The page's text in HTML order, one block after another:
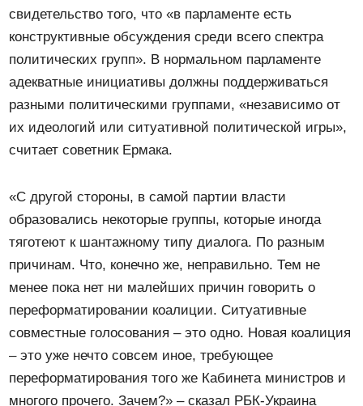
свидетельство того, что «в парламенте есть
конструктивные обсуждения среди всего спектра
политических групп». В нормальном парламенте
адекватные инициативы должны поддерживаться
разными политическими группами, «независимо от
их идеологий или ситуативной политической игры»,
считает советник Ермака.
«С другой стороны, в самой партии власти
образовались некоторые группы, которые иногда
тяготеют к шантажному типу диалога. По разным
причинам. Что, конечно же, неправильно. Тем не
менее пока нет ни малейших причин говорить о
переформатировании коалиции. Ситуативные
совместные голосования – это одно. Новая коалиция
– это уже нечто совсем иное, требующее
переформатирования того же Кабинета министров и
многого прочего. Зачем?» – сказал РБК-Украина